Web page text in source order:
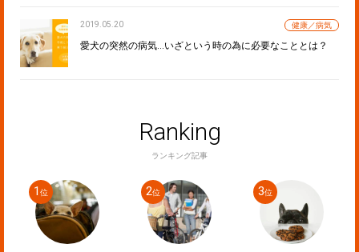
2019.05.20 健康／病気
愛犬の突然の病気…いざという時の為に必要なこととは？
Ranking
ランキング記事